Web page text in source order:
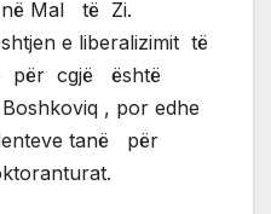
Mal të Zi.
e liberalizimit të
për cgjë është
, por edhe
tanë për